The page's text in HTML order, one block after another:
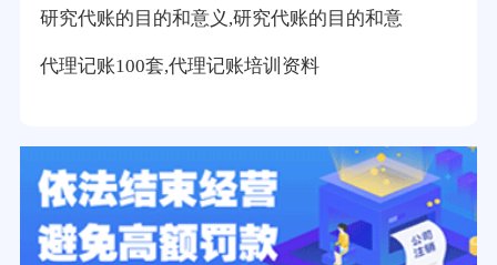
研究代账的目的和意义,研究代账的目的和意
代理记账100套,代理记账培训资料